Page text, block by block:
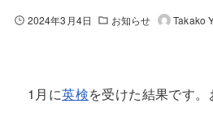
2024年3月4日 お知らせ Takako
1月に英検を受けた結果です。